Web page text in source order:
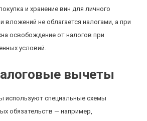
и хранение вин для личного
вложений не облагается налогами, а при
освобождение от налогов при
условий.
вычеты
используют специальные схемы
обязательств — например,